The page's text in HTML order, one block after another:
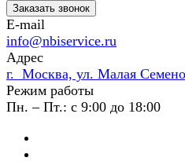
Заказать звонок
E-mail
info@nbiservice.ru
Адрес
г. Москва, ул. Малая
Режим работы
Пн. – Пт.: с 9:00 до 18:00